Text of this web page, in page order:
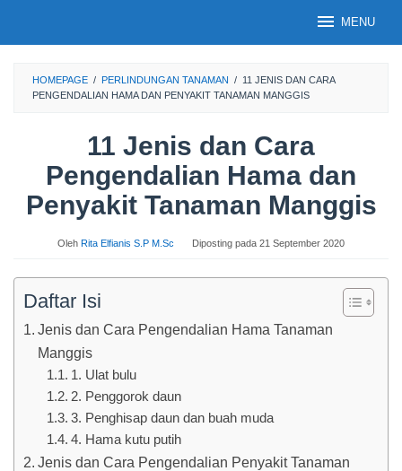
MENU
HOMEPAGE / PERLINDUNGAN TANAMAN / 11 JENIS DAN CARA
PENGENDALIAN HAMA DAN PENYAKIT TANAMAN MANGGIS
11 Jenis dan Cara
Pengendalian Hama dan
Penyakit Tanaman Manggis
Oleh Rita Elfianis S.P M.Sc Diposting pada 21 September 2020
Daftar Isi
Jenis dan Cara Pengendalian Hama Tanaman
Manggis
1. Ulat bulu
2. Penggorok daun
3. Penghisap daun dan buah muda
4. Hama kutu putih
Jenis dan Cara Pengendalian Penyakit Tanaman